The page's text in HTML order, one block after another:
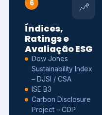
6
Índices,
Ratings e
Avaliação ESG
Dow Jones
Sustainability Index
– DJSI / CSA
ISE B3
Carbon Disclosure
Project – CDP